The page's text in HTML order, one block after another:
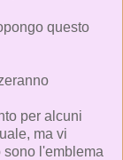
questo
per alcuni
ma vi
sono l'emblema